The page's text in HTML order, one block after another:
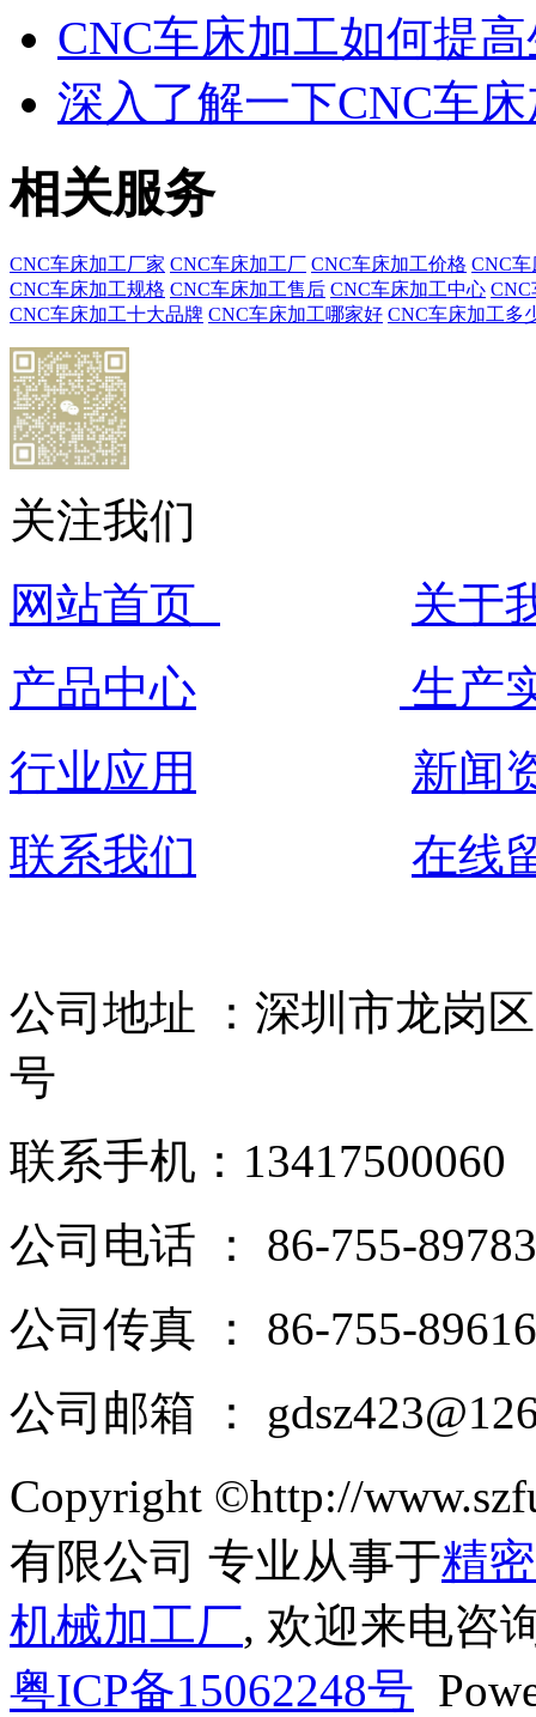
CNC车床加工如何提
深入了解一下CNC车
相关服务
CNC车床加工厂家 CNC车床加工厂 CNC车床加工价格 CNC
CNC车床加工规格 CNC车床加工售后 CNC车床加工中心 CNC
CNC车床加工十大品牌 CNC车床加工哪家好 CNC车床加工多
关注我们
网站首页
关于
产品中心
生产
行业应用
新闻
联系我们
在线
公司地址 ：深圳市龙岗
号
联系手机：13417500060
公司电话 ： 86-755-
公司传真 ： 86-755-
公司邮箱 ：
Copyright ©http://
有限公司 专业从事于精
机械加工厂, 欢迎来电咨
粤ICP备15062248号